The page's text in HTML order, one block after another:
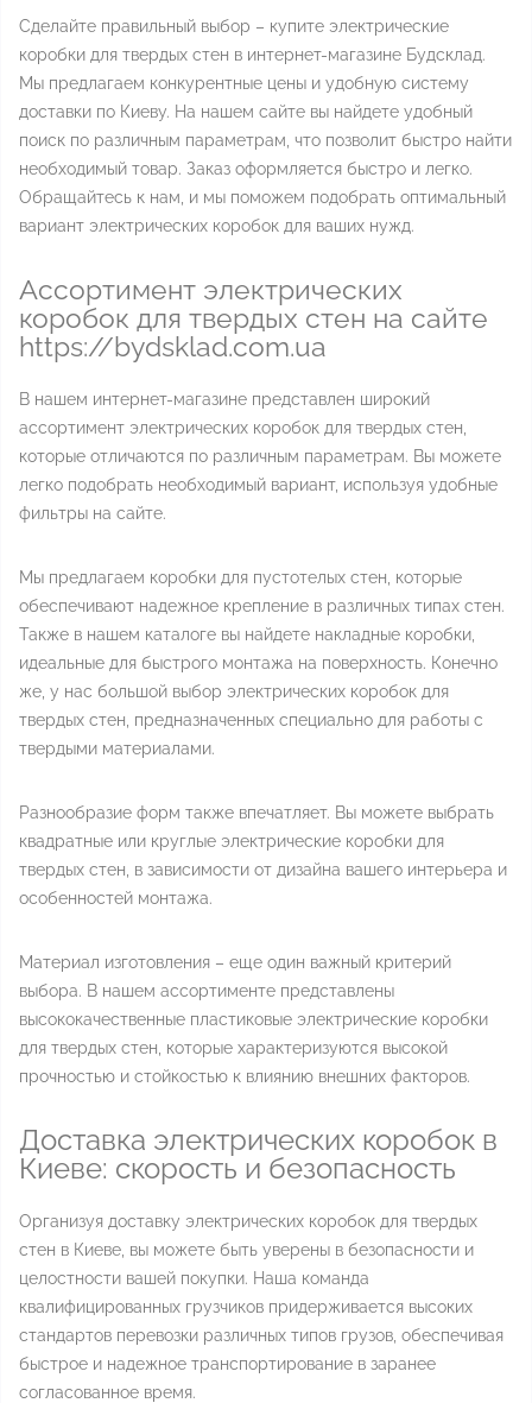
Сделайте правильный выбор – купите электрические
коробки для твердых стен в интернет-магазине Будсклад.
Мы предлагаем конкурентные цены и удобную систему
доставки по Киеву. На нашем сайте вы найдете удобный
поиск по различным параметрам, что позволит быстро найти
необходимый товар. Заказ оформляется быстро и легко.
Обращайтесь к нам, и мы поможем подобрать оптимальный
вариант электрических коробок для ваших нужд.
Ассортимент электрических
коробок для твердых стен на сайте
https://bydsklad.com.ua
В нашем интернет-магазине представлен широкий
ассортимент электрических коробок для твердых стен,
которые отличаются по различным параметрам. Вы можете
легко подобрать необходимый вариант, используя удобные
фильтры на сайте.
Мы предлагаем коробки для пустотелых стен, которые
обеспечивают надежное крепление в различных типах стен.
Также в нашем каталоге вы найдете накладные коробки,
идеальные для быстрого монтажа на поверхность. Конечно
же, у нас большой выбор электрических коробок для
твердых стен, предназначенных специально для работы с
твердыми материалами.
Разнообразие форм также впечатляет. Вы можете выбрать
квадратные или круглые электрические коробки для
твердых стен, в зависимости от дизайна вашего интерьера и
особенностей монтажа.
Материал изготовления – еще один важный критерий
выбора. В нашем ассортименте представлены
высококачественные пластиковые электрические коробки
для твердых стен, которые характеризуются высокой
прочностью и стойкостью к влиянию внешних факторов.
Доставка электрических коробок в
Киеве: скорость и безопасность
Организуя доставку электрических коробок для твердых
стен в Киеве, вы можете быть уверены в безопасности и
целостности вашей покупки. Наша команда
квалифицированных грузчиков придерживается высоких
стандартов перевозки различных типов грузов, обеспечивая
быстрое и надежное транспортирование в заранее
согласованное время.